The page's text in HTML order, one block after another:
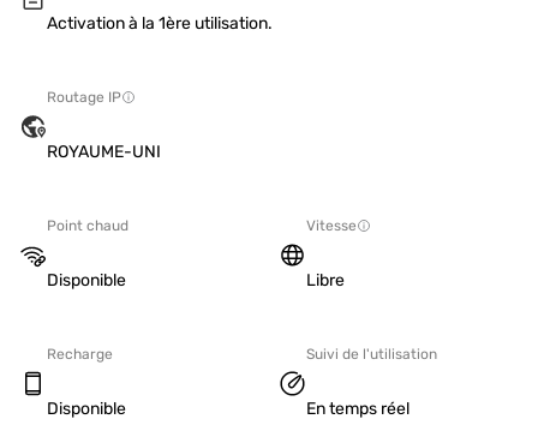
Activation à la 1ère utilisation.
Routage IP
ROYAUME-UNI
Point chaud
Disponible
Vitesse
Libre
Recharge
Disponible
Suivi de l'utilisation
En temps réel